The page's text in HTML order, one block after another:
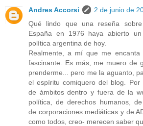
Andres Accorsi
2 de junio de
Qué lindo que una reseña
España en 1976 haya abierto
política argentina de hoy.
Realmente, a mí que me
fascinante. Es más, me muero de
prenderme... pero me la aguanto,
el espíritu comiquero del blog. Por
de ámbitos dentro y fuera de la
política, de derechos humanos, de
de corporaciones mediáticas y de
como todos, creo- merecen saber